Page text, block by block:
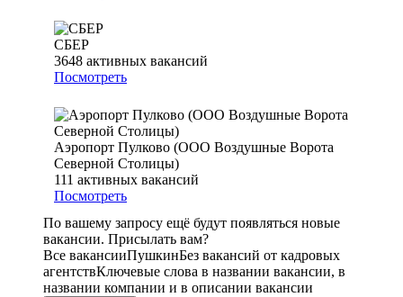
СБЕР
3648 активных вакансий
Посмотреть
Аэропорт Пулково (ООО Воздушные Ворота
Северной Столицы)
111 активных вакансий
Посмотреть
По вашему запросу ещё будут появляться новые
вакансии. Присылать вам?
Все вакансииПушкинБез вакансий от кадровых
агентствКлючевые слова в названии вакансии, в
названии компании и в описании вакансии